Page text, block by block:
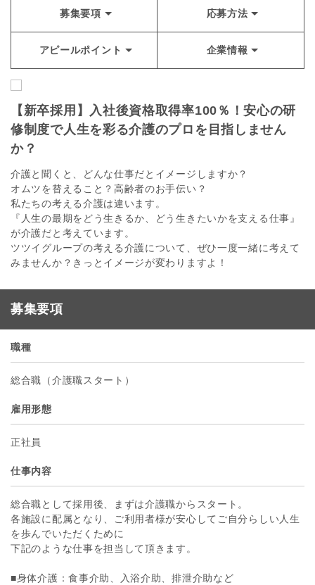
募集要項 応募方法
アピールポイント 企業情報
【新卒採用】入社後資格取得率100％！安心の研
修制度で人生を彩る介護のプロを目指しません
か？
介護と聞くと、どんな仕事だとイメージしますか？
オムツを替えること？高齢者のお手伝い？
私たちの考える介護は違います。
『人生の最期をどう生きるか、どう生きたいかを支える仕事』
が介護だと考えています。
ツツイグループの考える介護について、ぜひ一度一緒に考えて
みませんか？きっとイメージが変わりますよ！
募集要項
職種
総合職（介護職スタート）
雇用形態
正社員
仕事内容
総合職として採用後、まずは介護職からスタート。
各施設に配属となり、ご利用者様が安心してご自分らしい人生
を歩んでいただくために
下記のような仕事を担当して頂きます。
■身体介護：食事介助、入浴介助、排泄介助など